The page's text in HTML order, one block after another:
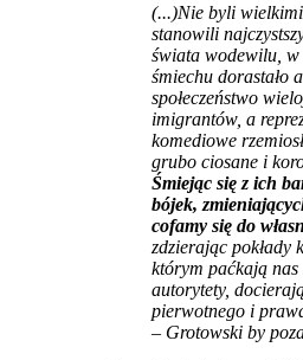
(...)Nie byli
stanowili
świata wodewilu, w
śmiechu dorastało
społeczeństwo
imigrantów, a
komediowe
grubo ciosane i
Śmiejąc się z ich
bójek,
cofamy się do
zdzierając pokłady
którym paćkają nas
autorytety,
pierwotnego i
– Grotowski by